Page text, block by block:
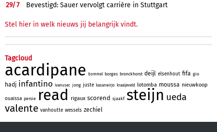
29/7 Bevestigd: Sauer vervolgt carrière in Stuttgart
Stel hier in welk nieuws jij belangrijk vindt.
Tagcloud
acardipane bommel borges bronckhorst deijl elsenhout fifa gio
hadj infantino ivanusec jong juste kasanwirjo kraaijeveld lotomba moussa nieuwkoop
ouaissa persie read rigaux scorend sjaakf steijn ueda
valente vanhoutte wessels zechiel